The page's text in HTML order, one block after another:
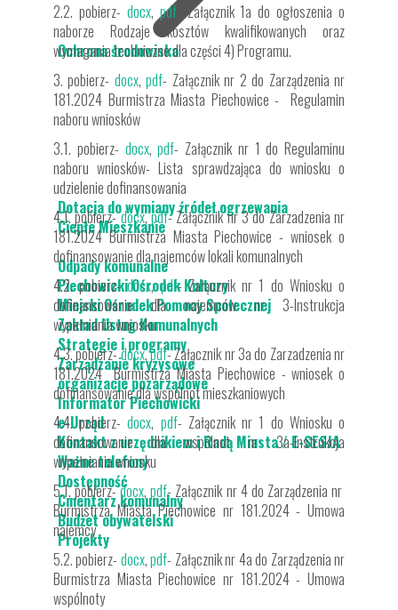
Ochrona środowiska
Dotacja do wymiany źródeł ogrzewania
Ciepłe Mieszkanie
Odpady komunalne
Piechowicki Ośrodek Kultury
Miejski Ośrodek Pomocy Społecznej
Zakład Usług Komunalnych
Strategie i programy
Zarządzanie kryzysowe
organizacje pozarządowe
Informator Piechowicki
e-Urząd
Kontakt z urzędnikiem i Radą Miasta / E-SESJA
Ważne telefony
Dostępność
Cmentarz komunalny
Budżet obywatelski
Projekty
2.2. pobierz- docx,pdf- Załącznik 1a do ogłoszenia o
naborze Rodzaje kosztów kwalifikowanych oraz
wymagania techniczne dla części 4) Programu.
3. pobierz- docx,pdf- Załącznik nr 2 do Zarządzenia nr
181.2024 Burmistrza Miasta Piechowice - Regulamin
naboru wniosków
3.1. pobierz- docx,pdf- Załącznik nr 1 do Regulaminu
naboru wniosków- Lista sprawdzająca do wniosku o
udzielenie dofinansowania
4.1. pobierz-docx,pdf- Załącznik nr 3 do Zarzadzenia nr
181.2024 Burmistrza Miasta Piechowice - wniosek o
dofinansowanie dla najemców lokali komunalnych
4.2. pobierz-docx,pdf- Załącznik nr 1 do Wniosku o
dofinansowanie dla najemców nr 3-Instrukcja
wypełniania wniosku
4.3. pobierz-docx,pdf- Załącznik nr 3a do Zarzadzenia nr
181.2024 Burmistrza Miasta Piechowice - wniosek o
dofinansowanie dla wspólnot mieszkaniowych
4.4. pobierz-docx, pdf- Załącznik nr 1 do Wniosku o
dofinansowanie dla wspólnot nr 3a-Instrukcja
wypełniania wniosku
5.1. pobierz-docx,pdf- Załącznik nr 4 do Zarządzenia nr
Burmistrza Miasta Piechowice nr 181.2024 - Umowa
najemcy
5.2. pobierz- docx,pdf- Załącznik nr 4a do Zarządzenia nr
Burmistrza Miasta Piechowice nr 181.2024 - Umowa
wspólnoty